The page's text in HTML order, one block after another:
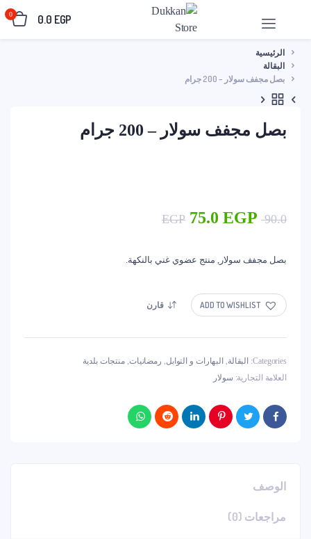
0.0 EGP
0
الرئيسية
البقالة
بصل مجفف سولار – 200 جرام
بصل مجفف سولار – 200 جرام
90.0
EGP
السعر
90.0 EGP.
75.0 EGP
السعر
75.0 EGP.
بصل مجفف سولار, منتج عضوي غني بالنكهة.
ADD TO WISHLIST قارن
Categories: البقالة, البهارات و التوابل, رمضانيات, منتجات بلدية
العلامة التجارية: سولار
الوصف
مراجعات (0)